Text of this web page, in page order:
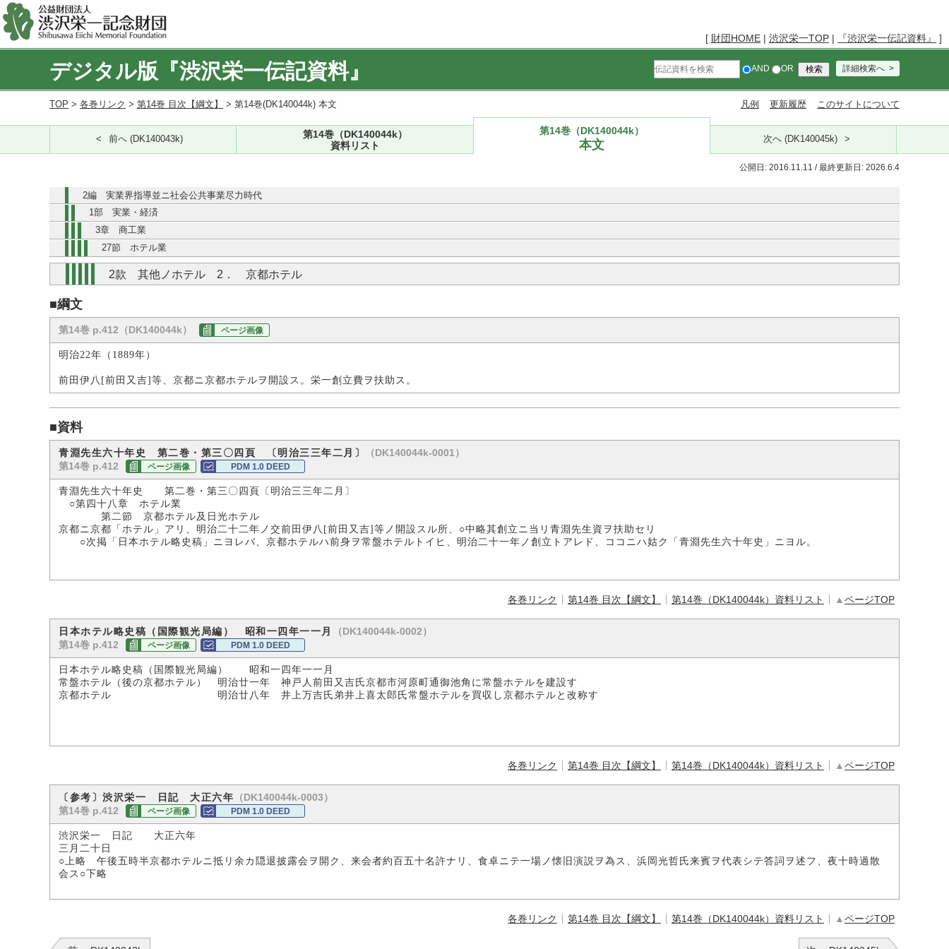
[ 財団HOME | 渋沢栄一TOP | 『渋沢栄一伝記資料』 ]
デジタル版『渋沢栄一伝記資料』 AND OR 詳細検索へ
TOP > 各巻リンク > 第14巻 目次【綱文】 > 第14巻(DK140044k) 本文 凡例 更新履歴 このサイトについて
前へ (DK140043k)
第14巻（DK140044k）
資料リスト
第14巻（DK140044k）
本文 次へ (DK140045k)
公開日: 2016.11.11 / 最終更新日: 2026.6.4
2編 実業界指導並ニ社会公共事業尽力時代
1部 実業・経済
3章 商工業
27節 ホテル業
2款 其他ノホテル 2． 京都ホテル
■綱文
第14巻 p.412（DK140044k） ページ画像
明治22年（1889年）
前田伊八[前田又吉]等、京都ニ京都ホテルヲ開設ス。栄一創立費ヲ扶助ス。
■資料
青淵先生六十年史 第二巻・第三〇四頁 〔明治三三年二月〕
（DK140044k-0001）
第14巻 p.412
ページ画像 PDM 1.0 DEED
青淵先生六十年史 第二巻・第三〇四頁〔明治三三年二月〕
○第四十八章 ホテル業
第二節 京都ホテル及日光ホテル
京都ニ京都「ホテル」アリ、明治二十二年ノ交前田伊八[前田又吉]等ノ開設スル所、○中略其創立ニ当リ青淵先生資ヲ扶助セリ
○次掲「日本ホテル略史稿」ニヨレバ、京都ホテルハ前身ヲ常盤ホテルトイヒ、明治二十一年ノ創立トアレド、ココニハ姑ク「青淵先生六十年史」ニヨル。
各巻リンク 第14巻 目次【綱文】 第14巻（DK140044k）資料リスト ▲ページTOP
日本ホテル略史稿（国際観光局編） 昭和一四年一一月
（DK140044k-0002）
第14巻 p.412
ページ画像 PDM 1.0 DEED
日本ホテル略史稿（国際観光局編） 昭和一四年一一月
常盤ホテル（後の京都ホテル） 明治廿一年 神戸人前田又吉氏京都市河原町通御池角に常盤ホテルを建設す
京都ホテル 明治廿八年 井上万吉氏弟井上喜太郎氏常盤ホテルを買収し京都ホテルと改称す
各巻リンク 第14巻 目次【綱文】 第14巻（DK140044k）資料リスト ▲ページTOP
〔参考〕渋沢栄一 日記 大正六年 （DK140044k-0003）
第14巻 p.412
ページ画像 PDM 1.0 DEED
渋沢栄一 日記 大正六年
三月二十日
○上略 午後五時半京都ホテルニ抵リ余カ隠退披露会ヲ開ク、来会者約百五十名許ナリ、食卓ニテ一場ノ懐旧演説ヲ為ス、浜岡光哲氏来賓ヲ代表シテ答詞ヲ述フ、夜十時過散
会ス○下略
各巻リンク 第14巻 目次【綱文】 第14巻（DK140044k）資料リスト ▲ページTOP